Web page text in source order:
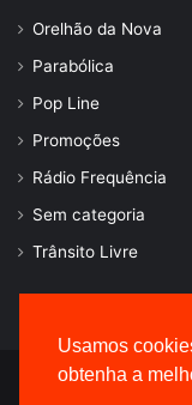
Usamos
obtenha a
Orelhão da Nova
Parabólica
Pop Line
Promoções
Rádio Frequência
Sem categoria
Trânsito Livre